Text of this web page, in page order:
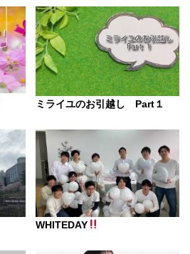
ミライユのお引越し Part１
WHITEDAY